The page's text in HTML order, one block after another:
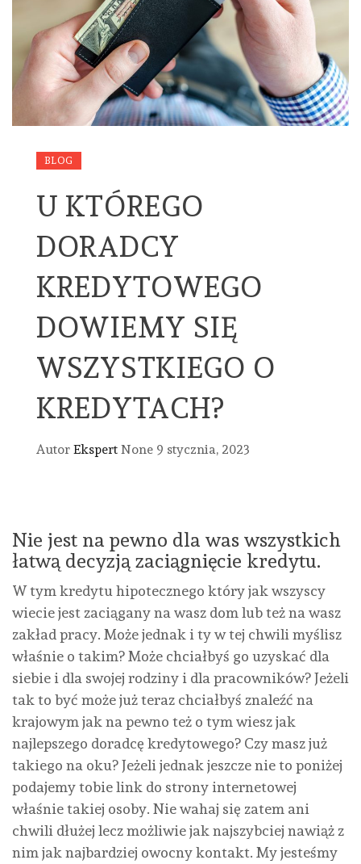
BLOG
U KTÓREGO
DORADCY
KREDYTOWEGO
DOWIEMY SIĘ
WSZYSTKIEGO O
KREDYTACH?
Autor Ekspert None 9 stycznia, 2023
Nie jest na pewno dla was wszystkich
łatwą decyzją zaciągnięcie kredytu.
W tym kredytu hipotecznego który jak wszyscy
wiecie jest zaciągany na wasz dom lub też na wasz
zakład pracy. Może jednak i ty w tej chwili myślisz
właśnie o takim? Może chciałbyś go uzyskać dla
siebie i dla swojej rodziny i dla pracowników? Jeżeli
tak to być może już teraz chciałbyś znaleźć na
krajowym jak na pewno też o tym wiesz jak
najlepszego doradcę kredytowego? Czy masz już
takiego na oku? Jeżeli jednak jeszcze nie to poniżej
podajemy tobie link do strony internetowej
właśnie takiej osoby. Nie wahaj się zatem ani
chwili dłużej lecz możliwie jak najszybciej nawiąż z
nim jak najbardziej owocny kontakt. My jesteśmy